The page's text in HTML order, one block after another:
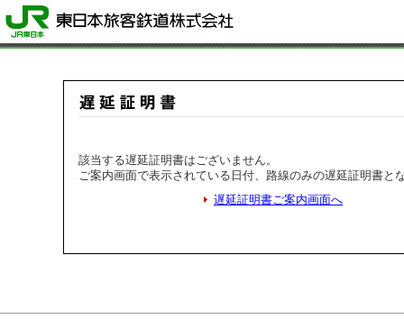
該当する遅延証明書はございません。
ご案内画面で表示されている日付、路線のみの遅延証明書と
遅延証明書ご案内画面へ